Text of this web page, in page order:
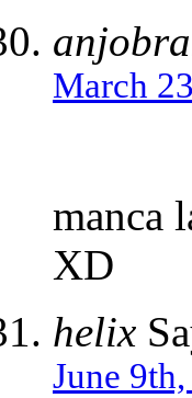
March
manca
XD
helix
June